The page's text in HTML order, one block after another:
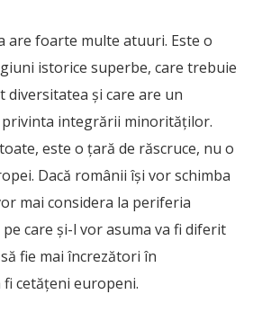
are foarte multe atuuri. Este o
istorice superbe, care trebuie
diversitatea și care are un
integrării minorităților.
este o țară de răscruce, nu o
Dacă românii își vor schimba
mai considera la periferia
care și-l vor asuma va fi diferit
fie mai încrezători în
cetățeni europeni.